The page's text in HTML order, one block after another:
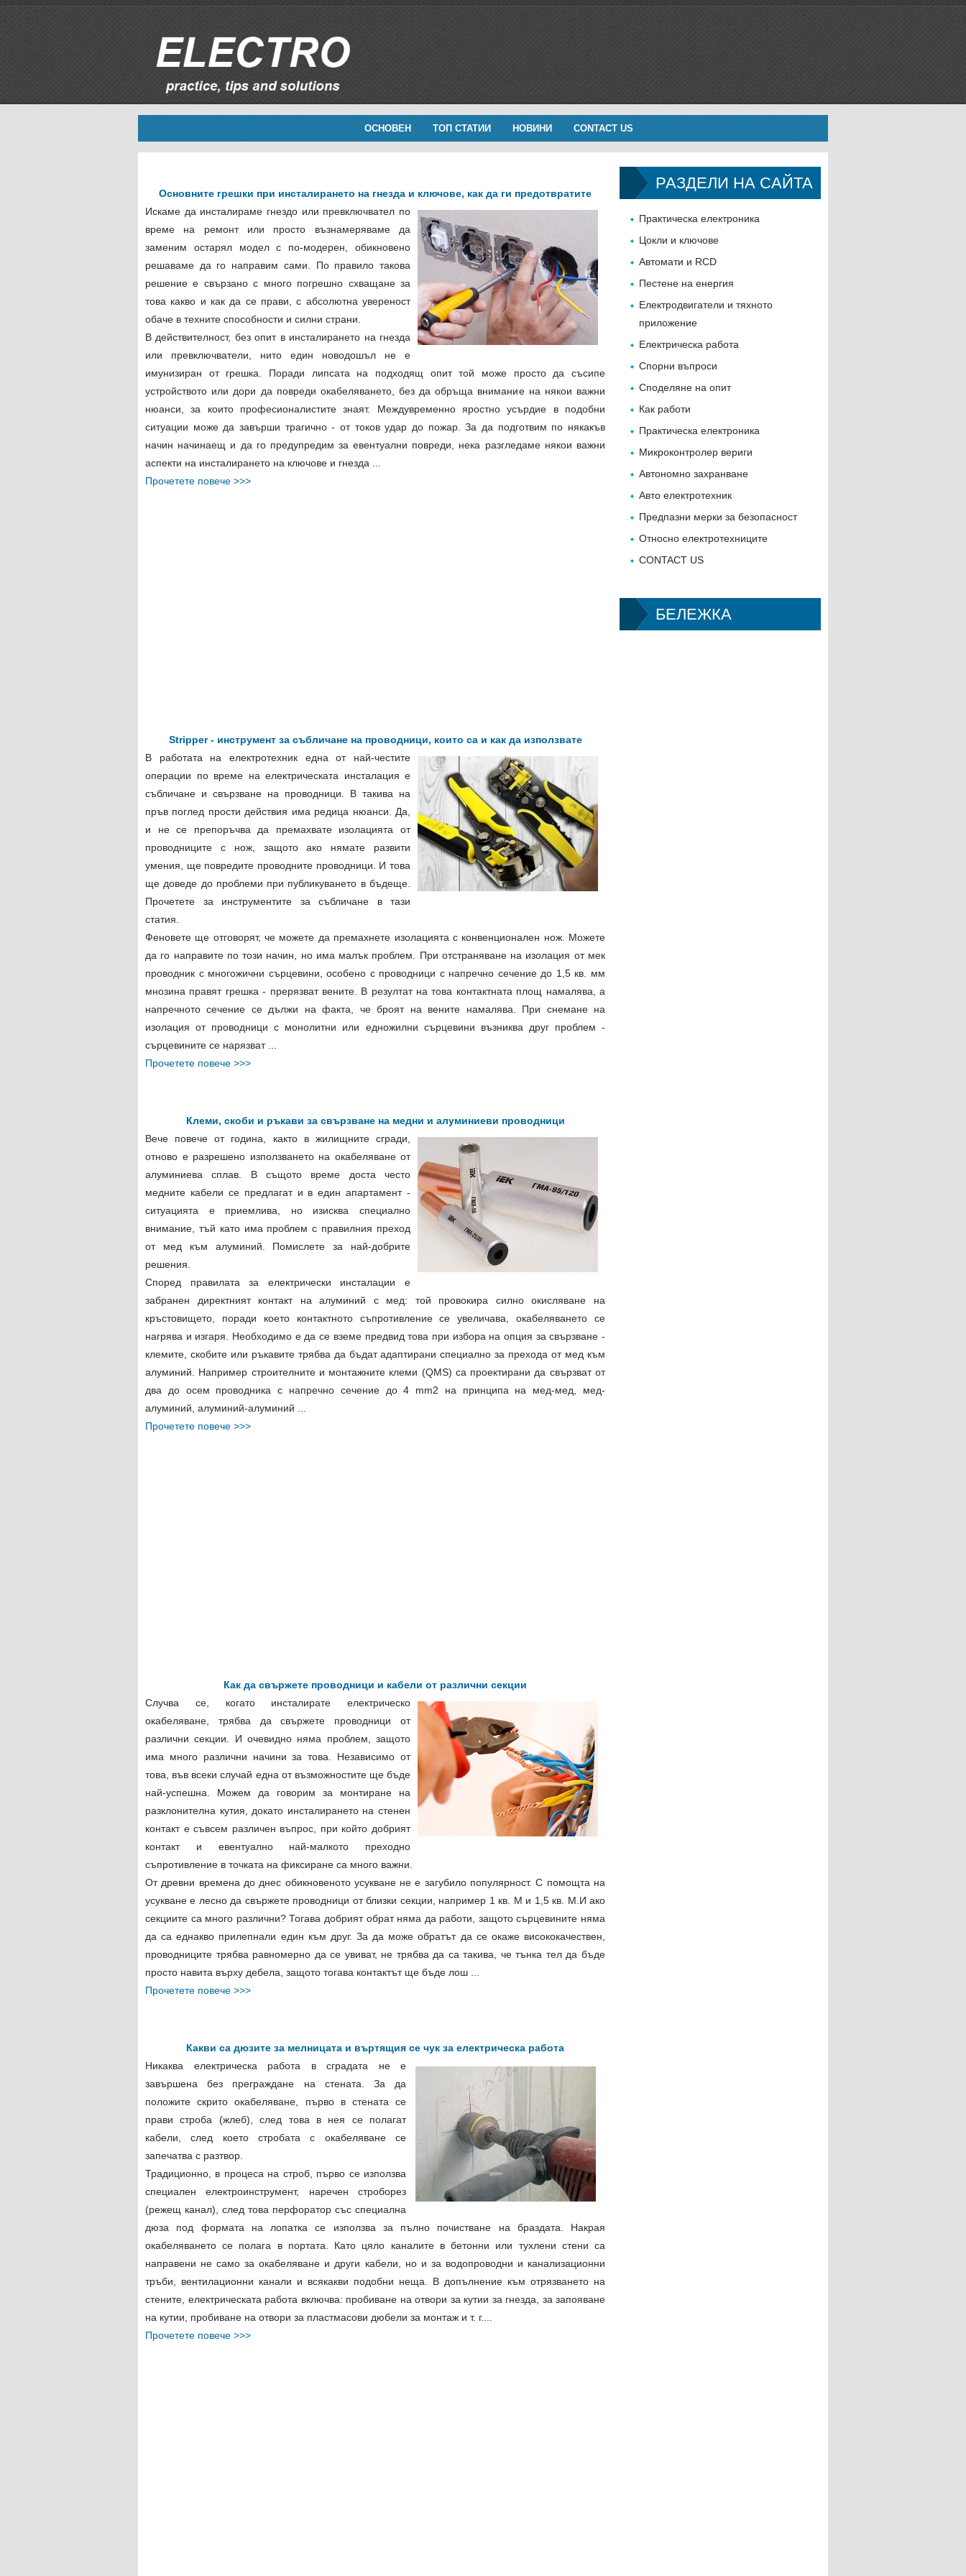
ОСНОВЕН ТОП СТАТИИ НОВИНИ CONTACT US
Основните грешки при инсталирането на гнезда и ключове, как да ги предотвратите
Искаме да инсталираме гнездо или превключвател по
време на ремонт или просто възнамеряваме да
заменим остарял модел с по-модерен, обикновено
решаваме да го направим сами. По правило такова
решение е свързано с много погрешно схващане за
това какво и как да се прави, с абсолютна увереност
обаче в техните способности и силни страни.
В действителност, без опит в инсталирането на гнезда
или превключватели, нито един новодошъл не е
имунизиран от грешка. Поради липсата на подходящ опит той може просто да съсипе
устройството или дори да повреди окабеляването, без да обръща внимание на някои важни
нюанси, за които професионалистите знаят. Междувременно яростно усърдие в подобни
ситуации може да завърши трагично - от токов удар до пожар. За да подготвим по някакъв
начин начинаещ и да го предупредим за евентуални повреди, нека разгледаме някои важни
аспекти на инсталирането на ключове и гнезда ...
Прочетете повече >>>
Stripper - инструмент за събличане на проводници, които са и как да използвате
В работата на електротехник една от най-честите
операции по време на електрическата инсталация е
събличане и свързване на проводници. В такива на
пръв поглед прости действия има редица нюанси. Да,
и не се препоръчва да премахвате изолацията от
проводниците с нож, защото ако нямате развити
умения, ще повредите проводните проводници. И това
ще доведе до проблеми при публикуването в бъдеще.
Прочетете за инструментите за събличане в тази
статия.
Феновете ще отговорят, че можете да премахнете изолацията с конвенционален нож. Можете
да го направите по този начин, но има малък проблем. При отстраняване на изолация от мек
проводник с многожични сърцевини, особено с проводници с напречно сечение до 1,5 кв. мм
мнозина правят грешка - прерязват вените. В резултат на това контактната площ намалява, а
напречното сечение се дължи на факта, че броят на вените намалява. При снемане на
изолация от проводници с монолитни или едножилни сърцевини възниква друг проблем -
сърцевините се нарязват ...
Прочетете повече >>>
Клеми, скоби и ръкави за свързване на медни и алуминиеви проводници
Вече повече от година, както в жилищните сгради,
отново е разрешено използването на окабеляване от
алуминиева сплав. В същото време доста често
медните кабели се предлагат и в един апартамент -
ситуацията е приемлива, но изисква специално
внимание, тъй като има проблем с правилния преход
от мед към алуминий. Помислете за най-добрите
решения.
Според правилата за електрически инсталации е
забранен директният контакт на алуминий с мед: той провокира силно окисляване на
кръстовището, поради което контактното съпротивление се увеличава, окабеляването се
нагрява и изгаря. Необходимо е да се вземе предвид това при избора на опция за свързване -
клемите, скобите или ръкавите трябва да бъдат адаптирани специално за прехода от мед към
алуминий. Например строителните и монтажните клеми (QMS) са проектирани да свързват от
два до осем проводника с напречно сечение до 4 mm2 на принципа на мед-мед, мед-
алуминий, алуминий-алуминий ...
Прочетете повече >>>
Как да свържете проводници и кабели от различни секции
Случва се, когато инсталирате електрическо
окабеляване, трябва да свържете проводници от
различни секции. И очевидно няма проблем, защото
има много различни начини за това. Независимо от
това, във всеки случай една от възможностите ще бъде
най-успешна. Можем да говорим за монтиране на
разклонителна кутия, докато инсталирането на стенен
контакт е съвсем различен въпрос, при който добрият
контакт и евентуално най-малкото преходно
съпротивление в точката на фиксиране са много важни.
От древни времена до днес обикновеното усукване не е загубило популярност. С помощта на
усукване е лесно да свържете проводници от близки секции, например 1 кв. М и 1,5 кв. М.И ако
секциите са много различни? Тогава добрият обрат няма да работи, защото сърцевините няма
да са еднакво прилепнали един към друг. За да може обратът да се окаже висококачествен,
проводниците трябва равномерно да се увиват, не трябва да са такива, че тънка тел да бъде
просто навита върху дебела, защото тогава контактът ще бъде лош ...
Прочетете повече >>>
Какви са дюзите за мелницата и въртящия се чук за електрическа работа
Никаква електрическа работа в сградата не е
завършена без преграждане на стената. За да
положите скрито окабеляване, първо в стената се
прави строба (жлеб), след това в нея се полагат
кабели, след което стробата с окабеляване се
запечатва с разтвор.
Традиционно, в процеса на строб, първо се използва
специален електроинструмент, наречен строборез
(режещ канал), след това перфоратор със специална
дюза под формата на лопатка се използва за пълно почистване на браздата. Накрая
окабеляването се полага в портата. Като цяло каналите в бетонни или тухлени стени са
направени не само за окабеляване и други кабели, но и за водопроводни и канализационни
тръби, вентилационни канали и всякакви подобни неща. В допълнение към отрязването на
стените, електрическата работа включва: пробиване на отвори за кутии за гнезда, за запояване
на кутии, пробиване на отвори за пластмасови дюбели за монтаж и т. г.
Прочетете повече >>>
РАЗДЕЛИ НА САЙТА
Практическа електроника
Цокли и ключове
Автомати и RCD
Пестене на енергия
Електродвигатели и тяхното
приложение
Електрическа работа
Спорни въпроси
Споделяне на опит
Как работи
Практическа електроника
Микроконтролер вериги
Автономно захранване
Авто електротехник
Предпазни мерки за безопасност
Относно електротехниците
CONTACT US
БЕЛЕЖКА